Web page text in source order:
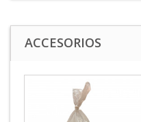
ACCESORIOS